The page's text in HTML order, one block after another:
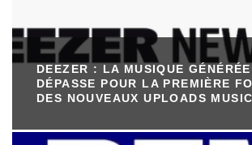
DEEZER : LA MUSIQUE
DÉPASSE POUR LA PREMIÈRE
DES NOUVEAUX UPLOADS